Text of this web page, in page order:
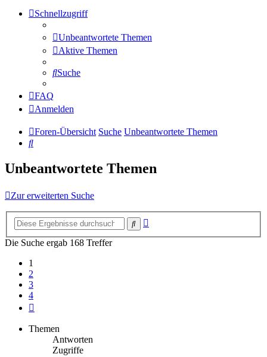
Schnellzugriff
Unbeantwortete Themen
Aktive Themen
Suche
FAQ
Anmelden
Foren-Übersicht Suche Unbeantwortete Themen
Suche
Unbeantwortete Themen
Zur erweiterten Suche
Suche
Die Suche ergab 168 Treffer
1
2
3
4
Themen
Antworten
Zugriffe